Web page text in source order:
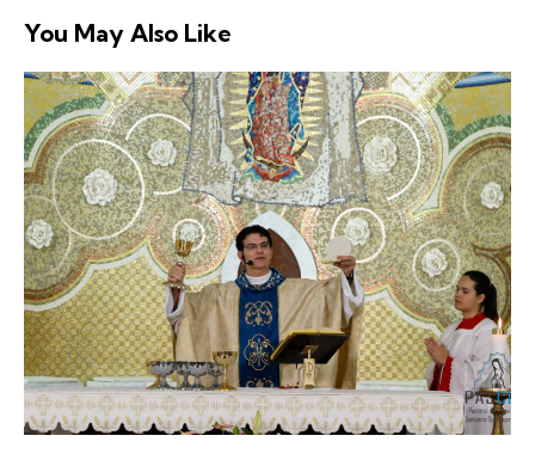
You May Also Like